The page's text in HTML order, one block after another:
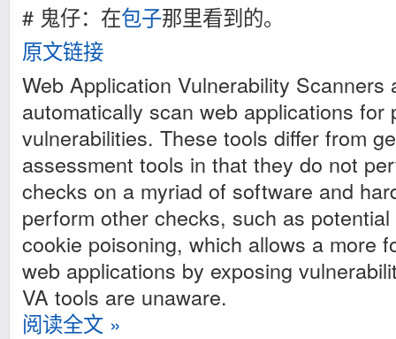
# 鬼仔：在包子那里看到的。
原文链接
Web Application Vulnerability Scanners
automatically scan web applications for
vulnerabilities. These tools differ from
assessment tools in that they do not
checks on a myriad of software and
perform other checks, such as
cookie poisoning, which allows a more
web applications by exposing
VA tools are unaware.
阅读全文 »